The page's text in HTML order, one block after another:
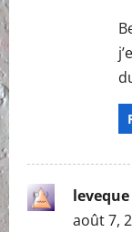
leveque
août 7,